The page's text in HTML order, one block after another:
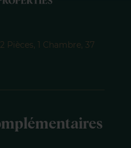
1 Chambre, 37